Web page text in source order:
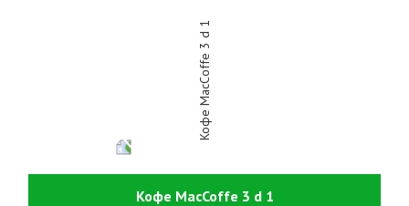
Кофе MacCoffe 3 d 1